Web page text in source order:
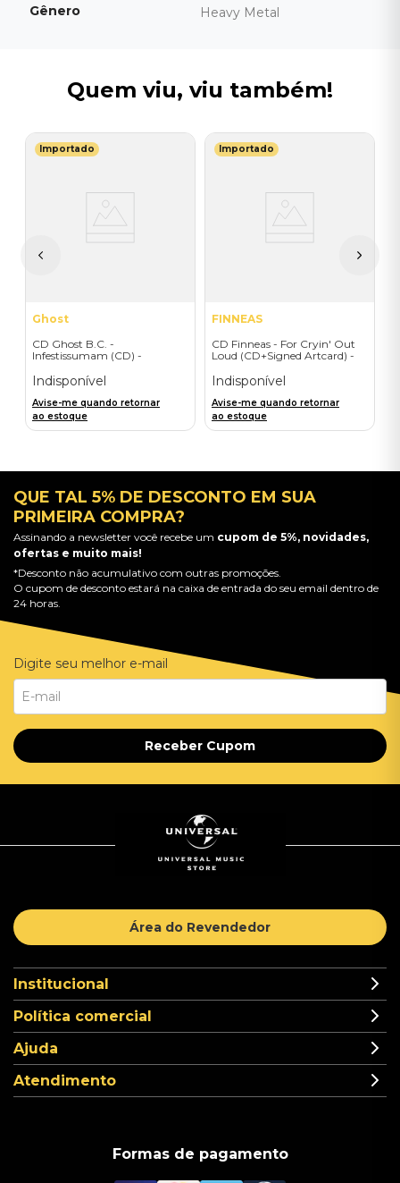
Gênero Heavy Metal
Quem viu, viu também!
Importado
Ghost
CD Ghost B.C. -
Infestissumam (CD) -
Indisponível
Avise-me quando retornar
ao estoque
Importado
FINNEAS
CD Finneas - For Cryin' Out
Loud (CD+Signed Artcard) -
Indisponível
Avise-me quando retornar
ao estoque
QUE TAL 5% DE DESCONTO EM SUA
PRIMEIRA COMPRA?
Assinando a newsletter você recebe um cupom de 5%, novidades,
ofertas e muito mais!
*Desconto não acumulativo com outras promoções.
O cupom de desconto estará na caixa de entrada do seu email dentro de
24 horas.
Digite seu melhor e-mail
Receber Cupom
Área do Revendedor
Institucional
Política comercial
Ajuda
Atendimento
Formas de pagamento